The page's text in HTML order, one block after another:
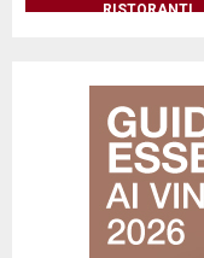
RISTORANTI